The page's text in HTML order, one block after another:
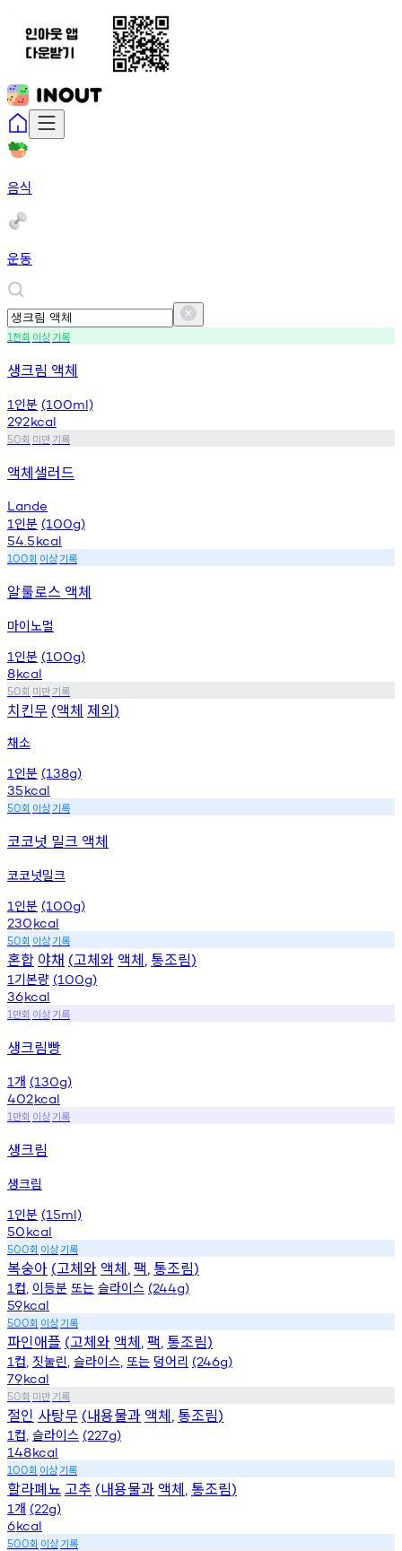
음식
운동
1천회 이상기록
생크림 액체
1 인분 (100ml)
292kcal
50회 미만기록
액체샐러드
Lande
1 인분 (100g)
54.5kcal
100회 이상기록
알룰로스 액체
마이노멀
1 인분 (100g)
8kcal
50회 미만기록
치킨무 (액체 제외)
채소
1 인분 (138g)
35kcal
50회 이상기록
코코넛 밀크 액체
코코넛밀크
1 인분 (100g)
230kcal
50회 이상기록
혼합 야채 (고체와 액체, 통조림)
1 기본량 (100g)
36kcal
1 만회 이상기록
생크림빵
1 개 (130g)
402kcal
1 만회 이상기록
생크림
생크림
1 인분 (15ml)
50kcal
500회 이상기록
복숭아 (고체와 액체, 팩, 통조림)
1 컵 이등분 또는 슬라이스 (244g)
59kcal
500회 이상기록
파인애플 (고체와 액체, 팩, 통조림)
1 컵 짓눌린 슬라이스 또는 덩어리 (246g)
79kcal
50회 미만기록
절인 사탕무 (내용물과 액체, 통조림)
1 컵 슬라이스 (227g)
148kcal
100회 이상기록
할라폐뇨고추 (내용물과 액체, 통조림)
1 개 (22g)
6kcal
500회 이상기록